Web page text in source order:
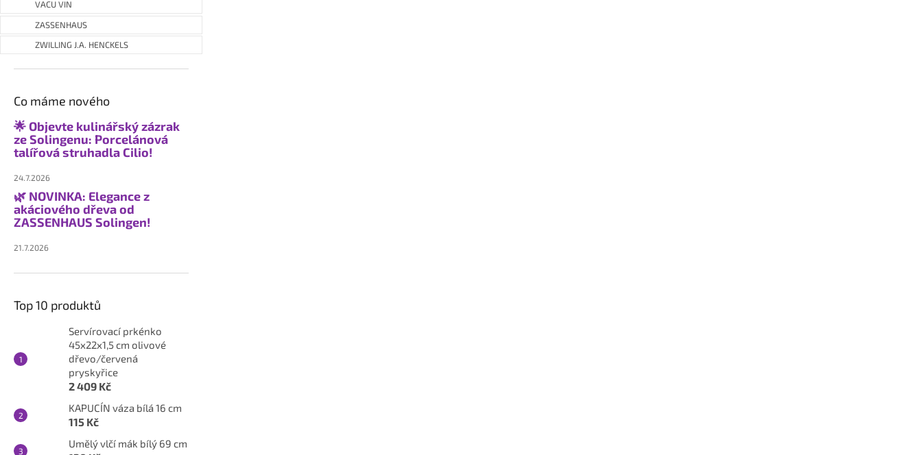
VACU VIN
ZASSENHAUS
ZWILLING J.A. HENCKELS
Co máme nového
🌟 Objevte kulinářský zázrak
ze Solingenu: Porcelánová
talířová struhadla Cilio!
24.7.2026
🌿 NOVINKA: Elegance z
akáciového dřeva od
ZASSENHAUS Solingen!
21.7.2026
Top 10 produktů
Servírovací prkénko
45x22x1,5 cm olivové
dřevo/červená
pryskyřice
2 409 Kč
KAPUCÍN váza bílá 16 cm
115 Kč
Umělý vlčí mák bílý 69 cm